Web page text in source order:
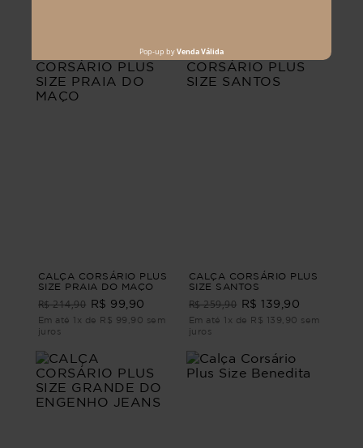
CALÇA CORSÁRIO PLUS
SIZE PRAIA DO MAÇO
R$ 214,90 R$ 99,90
Em até 1x de R$ 99,90 sem
juros
CALÇA CORSÁRIO PLUS
SIZE SANTOS
R$ 259,90 R$ 139,90
Em até 1x de R$ 139,90 sem
juros